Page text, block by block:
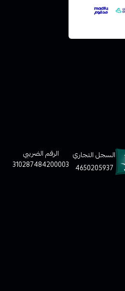
السجل التجاري
4650205937
الرقم الضريبي
310287484200003